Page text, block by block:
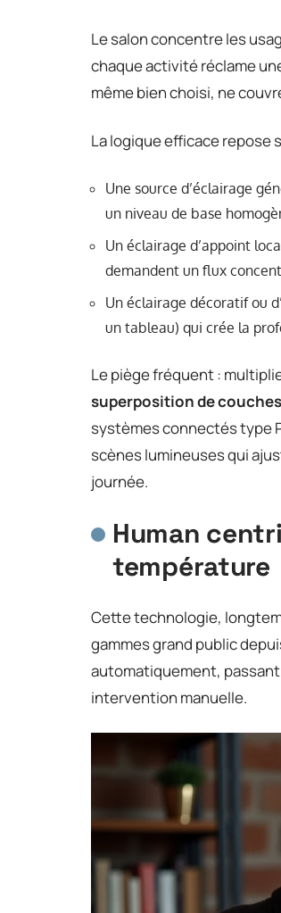
Le salon concentre les
chaque activité réclame
même bien choisi, ne
La logique efficace repose
Une source d’éclairage
un niveau de base
Un éclairage d’appoint
demandent un flux
Un éclairage décoratif ou
un tableau) qui crée la
Le piège fréquent :
superposition de
systèmes connectés type
scènes lumineuses qui
journée.
Human
température
Cette technologie,
gammes grand public
automatiquement, passant
intervention manuelle.